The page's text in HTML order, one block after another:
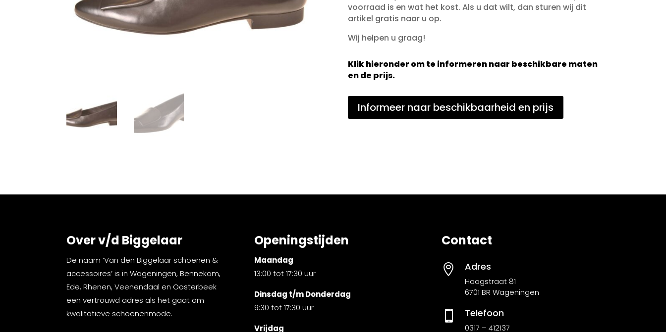
voorraad is en wat het kost. Als u dat wilt, dan sturen wij dit
artikel gratis naar u op.
Wij helpen u graag!
Klik hieronder om te informeren naar beschikbare maten
en de prijs.
Informeer naar beschikbaarheid en prijs
Over v/d Biggelaar
De naam ‘Van den Biggelaar schoenen &
accessoires’ is in Wageningen, Bennekom,
Ede, Rhenen, Veenendaal en Oosterbeek
een vertrouwd adres als het gaat om
kwalitatieve schoenenmode.
Openingstijden
Maandag
13:00 tot 17:30 uur
Dinsdag t/m Donderdag
9:30 tot 17:30 uur
Vrijdag
Contact
 Adres
Hoogstraat 81
6701 BR Wageningen
 Telefoon
0317 – 412137